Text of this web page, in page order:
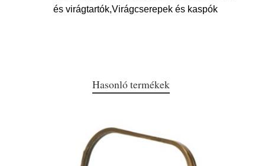
és virágtartók,Virágcserepek és kaspók
Hasonló termékek